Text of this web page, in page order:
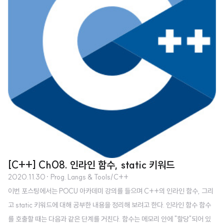
[C++] Ch08. 인라인 함수, static 키워드
2020.11.30 · Prog. Langs & Tools/C++
이번 포스팅에서는 POCU 아카데미 강의를 들으며 C++의 인라인 함수, 그리
고 static 키워드에 대해 공부한 내용을 정리해 보려고 한다. 인라인 함수 함수
를 호출할 때는 다음과 같은 단계를 거친다. 함수는 메모리 안에 "할당"되어 있